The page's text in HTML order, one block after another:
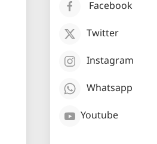
Facebook
Twitter
Instagram
Whatsapp
Youtube